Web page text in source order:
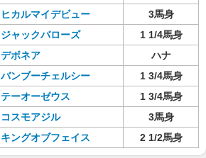
ヒカルマイデビュー
3馬身
ジャックバローズ
1 1/4馬身
デボネア
ハナ
バンブーチェルシー
1 3/4馬身
テーオーゼウス
1 3/4馬身
コスモアジル
3馬身
キングオブフェイス 2 1/2馬身